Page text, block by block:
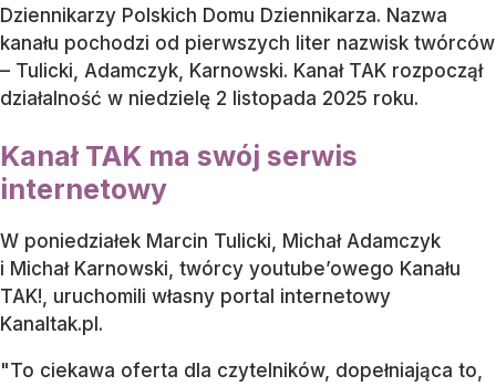
Dziennikarzy Polskich Domu Dziennikarza. Nazwa
kanału pochodzi od pierwszych liter nazwisk twórców
– Tulicki, Adamczyk, Karnowski. Kanał TAK rozpoczął
działalność w niedzielę 2 listopada 2025 roku.
Kanał TAK ma swój serwis
internetowy
W poniedziałek Marcin Tulicki, Michał Adamczyk
i Michał Karnowski, twórcy youtube’owego Kanału
TAK!, uruchomili własny portal internetowy
Kanaltak.pl.
"To ciekawa oferta dla czytelników, dopełniająca to,